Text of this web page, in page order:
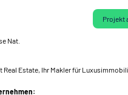
Projekt
Nat.
Real Estate, Ihr Makler für